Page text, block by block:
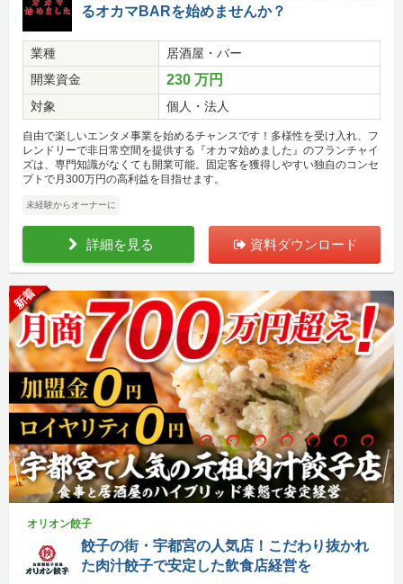
るオカマBARを始めませんか？
業種
居酒屋・バー
開業資金
230 万円
対象 個人・法人
自由で楽しいエンタメ事業を始めるチャンスです！多様性を受け入れ、フ
レンドリーで非日常空間を提供する『オカマ始めました』のフランチャイ
ズは、専門知識がなくても開業可能。固定客を獲得しやすい独自のコンセ
プトで月300万円の高利益を目指せます。
未経験からオーナーに
詳細を見る 資料ダウンロード
新着
オリオン餃子
餃子の街・宇都宮の人気店！こだわり抜かれ
た肉汁餃子で安定した飲食店経営を